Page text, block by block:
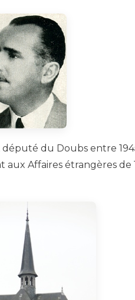
du Doubs entre
aux Affaires étrangères de